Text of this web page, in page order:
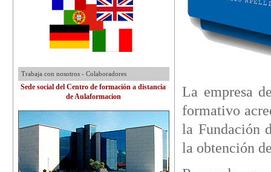
Trabaja con nosotros - Colaboradores
Sede social del Centro de formación a distancia
de Aulaformacion
La empresa
formativo
la Fundación
la obtención